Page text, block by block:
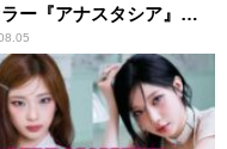
ラー『アナスタシア』を